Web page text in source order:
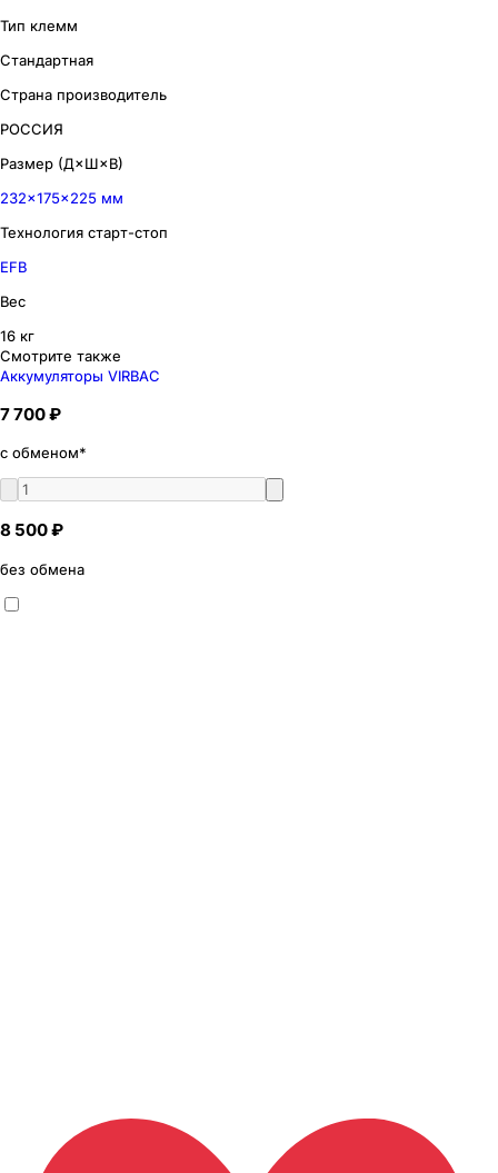
Тип клемм
Стандартная
Страна производитель
РОССИЯ
Размер (Д×Ш×В)
232×175×225 мм
Технология старт-стоп
EFB
Вес
16 кг
Смотрите также
Аккумуляторы VIRBAC
7 700 ₽
с обменом*
8 500 ₽
без обмена